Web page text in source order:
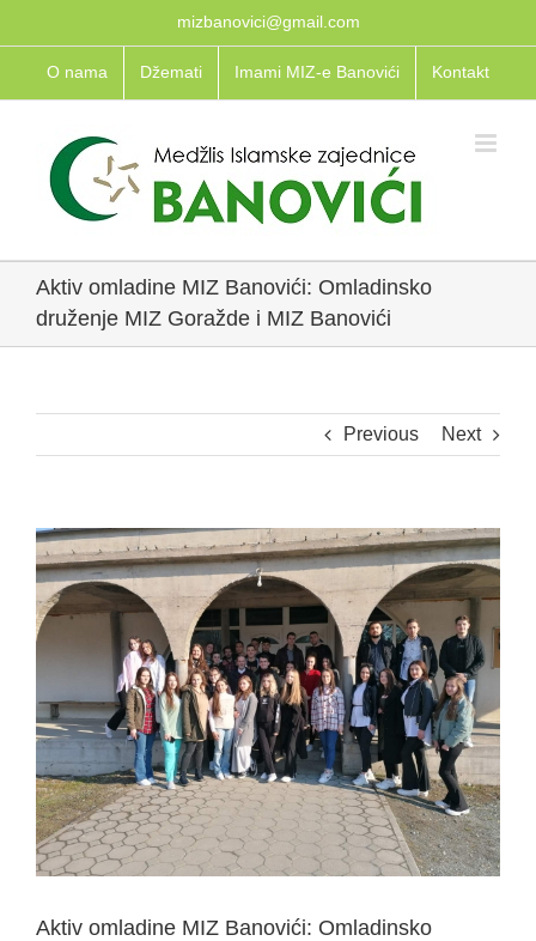
to
content
mizbanovici@gmail.com
O nama Džemati Imami MIZ-e Banovići Kontakt
Aktiv omladine MIZ Banovići: Omladinsko
druženje MIZ Goražde i MIZ Banovići
Previous Next
View
Larger
Image
Aktiv omladine MIZ Banovići: Omladinsko